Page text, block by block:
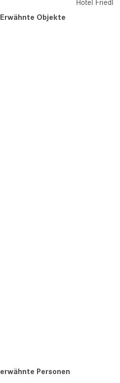
Hotel Friedl
Erwähnte Objekte
erwähnte Personen